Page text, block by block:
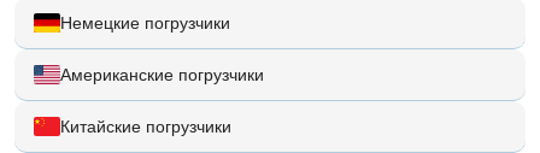
Немецкие погрузчики
Американские погрузчики
Китайские погрузчики